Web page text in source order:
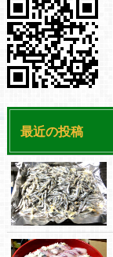
最近の投稿